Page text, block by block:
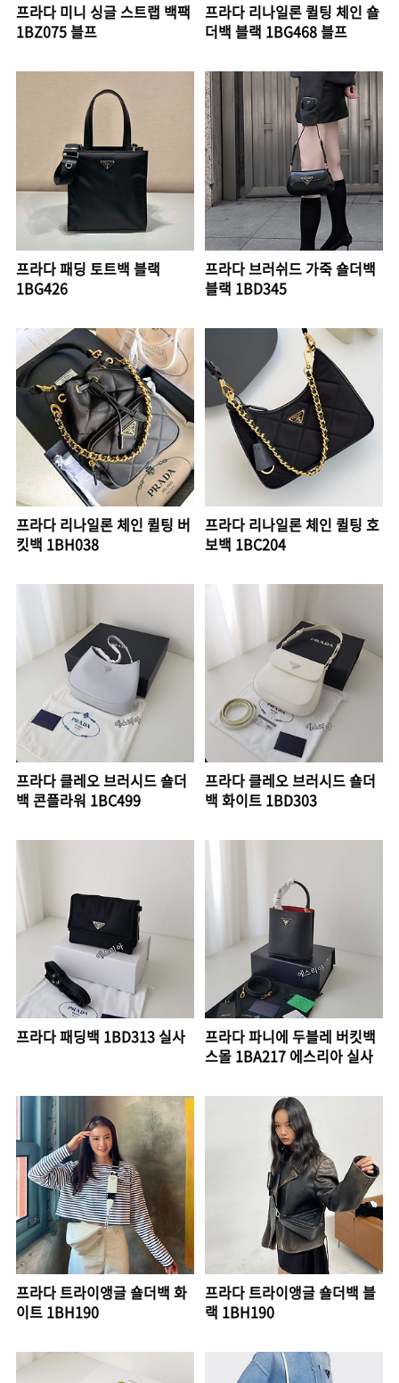
프라다 미니 싱글 스트랩 백팩
1BZ075 블프
프라다 리나일론 퀼팅 체인 숄
더백 블랙 1BG468 블프
프라다 패딩 토트백 블랙
1BG426
프라다 브러쉬드 가죽 숄더백
블랙 1BD345
프라다 리나일론 체인 퀼팅 버
킷백 1BH038
프라다 리나일론 체인 퀼팅 호
보백 1BC204
프라다 클레오 브러시드 숄더
백 콘플라워 1BC499
프라다 클레오 브러시드 숄더
백 화이트 1BD303
프라다 패딩백 1BD313 실사
프라다 파니에 두블레 버킷백
스몰 1BA217 에스리아 실사
프라다 트라이앵글 숄더백 화
이트 1BH190
프라다 트라이앵글 숄더백 블
랙 1BH190